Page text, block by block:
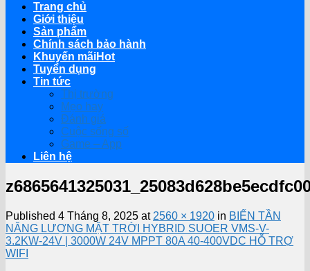
Trang chủ
Giới thiệu
Sản phẩm
Chính sách bảo hành
Khuyến mãi
Tuyển dụng
Tin tức
Thị trường
Mẹo hay
Đánh giá
Cuộc sống số
Game – App
Liên hệ
Published 4 Tháng 8, 2025 at 2560 × 1920 in BIẾN TẦN
NĂNG LƯỢNG MẶT TRỜI HYBRID SUOER VMS-V-
3.2KW-24V | 3000W 24V MPPT 80A 40-400VDC HỖ TRỢ
WIFI